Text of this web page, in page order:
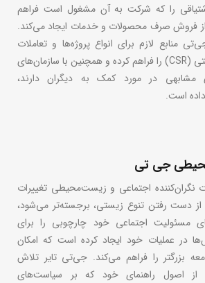
را که شرکت به آن مشغول است فراهم
فروش صرف محصولات و خدمات ایجاد می‌کند.
منابع لازم برای انواع پروژه‌ها و تعاملات
مسئولیت اجتماعی شرکتی (CSR) را فراهم کرده و همچنین با سازمان‌های
مشابهی در مورد کمک به دیگران دارند،
است.
جی تی
نگران‌کننده اجتماعی و زیست‌محیطی تغییرات
از دست رفتن تنوع زیستی، برجسته‌تر می‌شود،
مسئولیت اجتماعی خود چارچوبی را برای
در عملیات خود ایجاد کرده است که امکان
بزرگتر را فراهم می‌کند. جی‌تی تایر تلاش
از اصول راهنمای خود که بر سیاست‌های